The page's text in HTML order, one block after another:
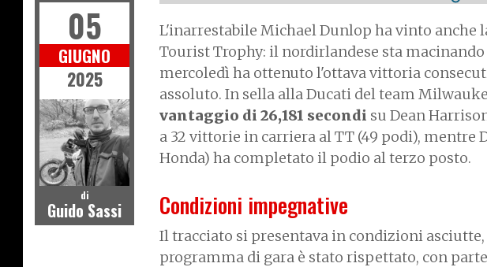
L'inarrestabile Michael Dunlop ha vinto anche
Tourist Trophy: il nordirlandese sta macinando
mercoledì ha ottenuto l'ottava vittoria
assoluto. In sella alla Ducati del team
vantaggio di 26,181 secondi su Dean
a 32 vittorie in carriera al TT (49 podi), mentre
Honda) ha completato il podio al terzo posto.
Condizioni impegnative
Il tracciato si presentava in condizioni
programma di gara è stato rispettato, con
05
GIUGNO
2025
di
Guido Sassi